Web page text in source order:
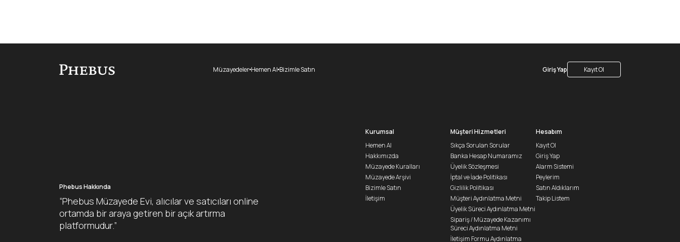
MüzayedelerHemen Al Bizimle Satın Giriş Yap Kayıt Ol
Phebus Hakkında
“Phebus Müzayede Evi, alıcılar ve satıcıları online
ortamda bir araya getiren bir açık artırma
platformudur.”
Kurumsal
Hemen Al
Hakkımızda
Müzayede Kuralları
Müzayede Arşivi
Bizimle Satın
İletişim
Müşteri Hizmetleri
Sıkça Sorulan Sorular
Banka Hesap Numaramız
Üyelik Sözleşmesi
İptal ve İade Politikası
Gizlilik Politikası
Müşteri Aydınlatma Metni
Üyelik Süreci Aydınlatma Metni
Sipariş / Müzayede Kazanımı
Süreci Aydınlatma Metni
İletişim Formu Aydınlatma
Hesabım
Kayıt Ol
Giriş Yap
Alarm Sistemi
Peylerim
Satın Aldıklarım
Takip Listem